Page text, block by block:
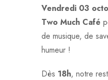
Vendredi 03
Two Much Café
de musique, de
humeur !
Dès 18h, notre